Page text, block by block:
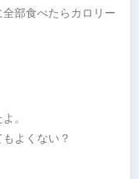
部食べたらカロリー
。
よくない？